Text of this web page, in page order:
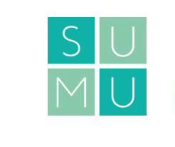
Main Navigation